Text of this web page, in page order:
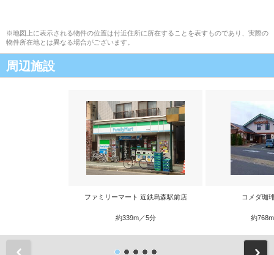
※地図上に表示される物件の位置は付近住所に所在することを表すものであり、実際の
物件所在地とは異なる場合がございます。
周辺施設
ファミリーマート 近鉄烏森駅前店
約339m／5分
コメダ珈
約